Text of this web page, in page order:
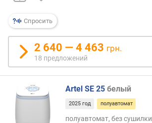
)
р
а
с
х
о
д
Спросить
2 640 — 4 463 грн.
18 предложений
Artel SE 25 белый
2025 год полуавтомат
полуавтомат, без сушилки